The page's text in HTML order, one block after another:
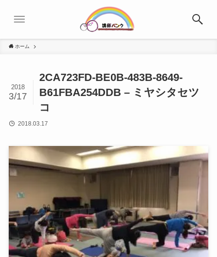
ホーム
2CA723FD-BE0B-483B-8649-
B61FBA254DDB – ミヤシタセツ
コ
2018
3/17
2018.03.17